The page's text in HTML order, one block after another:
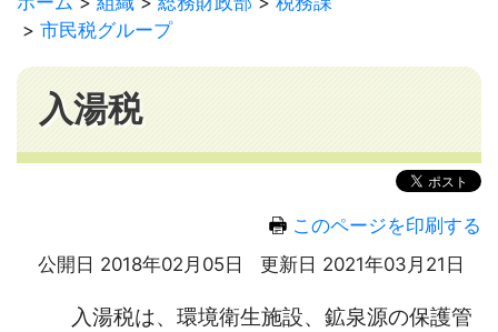
市民税グループ
入湯税
このページを印刷する
公開日 2018年02月05日
更新日 2021年03月21日
入湯税は、環境衛生施設、鉱泉源の保護管